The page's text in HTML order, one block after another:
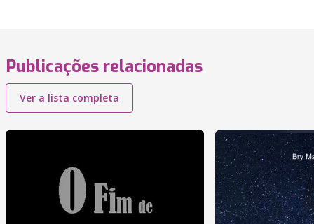
Publicações relacionadas
Ver a lista completa